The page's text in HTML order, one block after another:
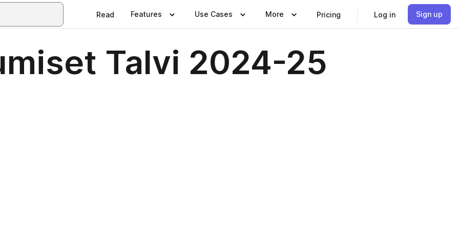
Read Features Use Cases More Pricing Log in Sign up
Talvi 2024-25